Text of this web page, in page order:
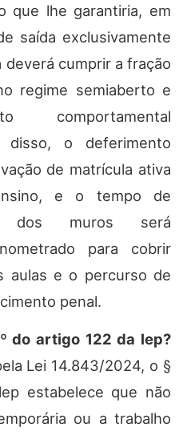
que lhe garantiria, em
saída exclusivamente
deverá cumprir a fração
regime semiaberto e
comportamental
disso, o deferimento
de matrícula ativa
e o tempo de
dos muros será
para cobrir
aulas e o percurso de
penal.
do artigo 122 da lep?
Lei 14.843/2024, o §
estabelece que não
ou a trabalho